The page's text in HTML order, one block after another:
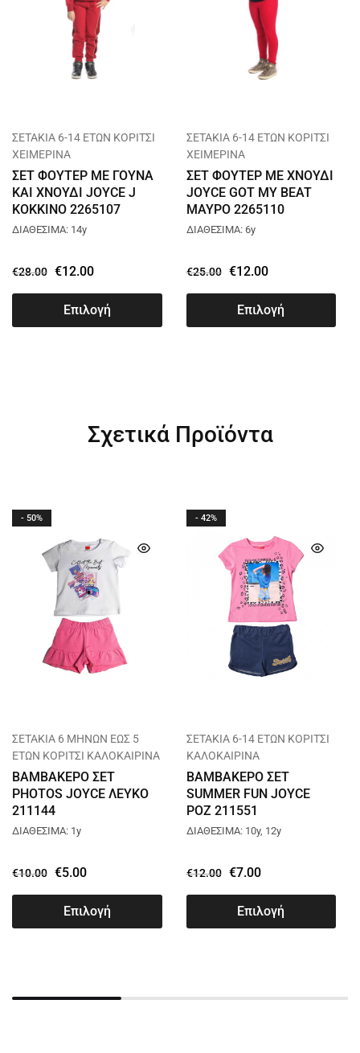
ΣΕΤΑΚΙΑ 6-14 ΕΤΩΝ ΚΟΡΙΤΣΙ
ΧΕΙΜΕΡΙΝΑ
ΣΕΤ ΦΟΥΤΕΡ ΜΕ ΓΟΥΝΑ
ΚΑΙ ΧΝΟΥΔΙ JOYCE J
ΚΟΚΚΙΝΟ 2265107
ΔΙΑΘΕΣΙΜΑ: 14y
€28.00 €12.00
Επιλογή
ΣΕΤΑΚΙΑ 6-14 ΕΤΩΝ ΚΟΡΙΤΣΙ
ΧΕΙΜΕΡΙΝΑ
ΣΕΤ ΦΟΥΤΕΡ ΜΕ ΧΝΟΥΔΙ
JOYCE GOT MY BEAT
ΜΑΥΡΟ 2265110
ΔΙΑΘΕΣΙΜΑ: 6y
€25.00 €12.00
Επιλογή
Σχετικά Προϊόντα
- 50%
ΣΕΤΑΚΙΑ 6 ΜΗΝΩΝ ΕΩΣ 5
ΕΤΩΝ ΚΟΡΙΤΣΙ ΚΑΛΟΚΑΙΡΙΝΑ
ΒΑΜΒΑΚΕΡΟ ΣΕΤ
PHOTOS JOYCE ΛΕΥΚΟ
211144
ΔΙΑΘΕΣΙΜΑ: 1y
€10.00 €5.00
Επιλογή
- 42%
ΣΕΤΑΚΙΑ 6-14 ΕΤΩΝ ΚΟΡΙΤΣΙ
ΚΑΛΟΚΑΙΡΙΝΑ
ΒΑΜΒΑΚΕΡΟ ΣΕΤ
SUMMER FUN JOYCE
ΡΟΖ 211551
ΔΙΑΘΕΣΙΜΑ: 10y, 12y
€12.00 €7.00
Επιλογή